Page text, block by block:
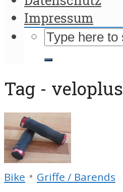
Impressum
Tag - veloplus
Bike • Griffe / Barends